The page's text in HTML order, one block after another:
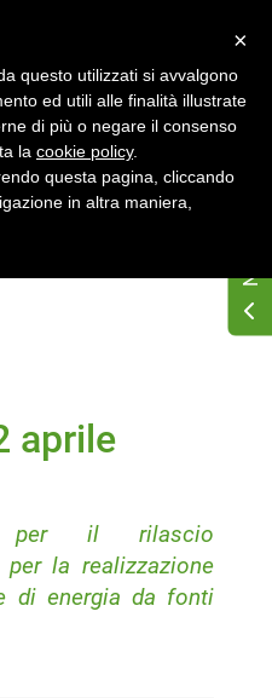
Abruzzo
aprile
per il rilascio
per la realizzazione
di energia da fonti
×
questo utilizzati si avvalgono
ed utili alle finalità illustrate
di più o negare il consenso
la cookie policy.
questa pagina, cliccando
in altra maniera,